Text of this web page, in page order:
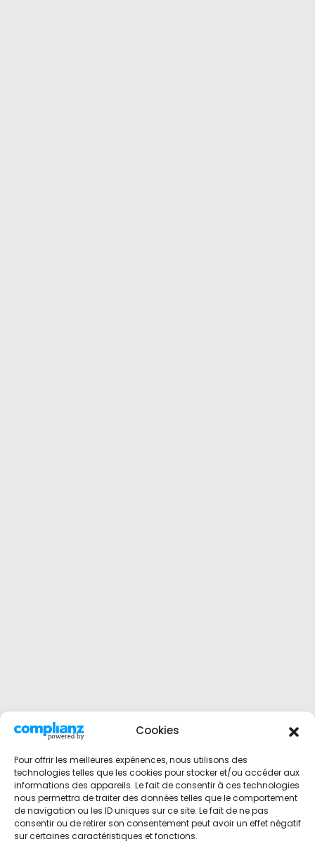
Cookies
Pour offrir les meilleures expériences, nous utilisons des
technologies telles que les cookies pour stocker et/ou accéder aux
informations des appareils. Le fait de consentir à ces technologies
nous permettra de traiter des données telles que le comportement
de navigation ou les ID uniques sur ce site. Le fait de ne pas
consentir ou de retirer son consentement peut avoir un effet négatif
sur certaines caractéristiques et fonctions.